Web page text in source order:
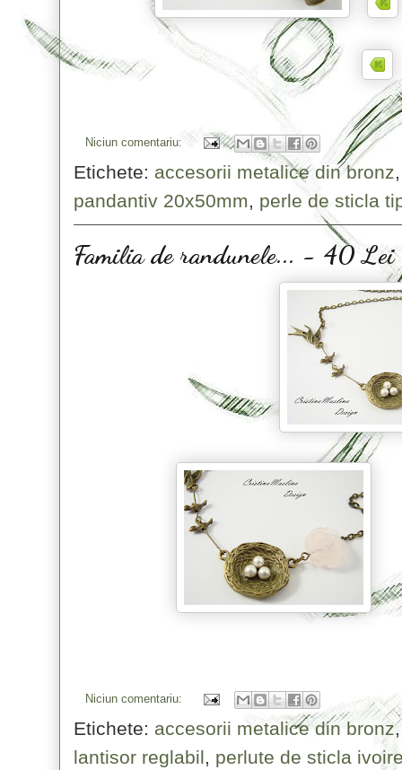
Niciun comentariu:
Etichete: accesorii metalice din bronz
pandantiv 20x50mm, perle de sticla
Familia de randunele... - 40
Niciun comentariu:
Etichete: accesorii metalice din bronz
lantisor reglabil, perlute de sticla